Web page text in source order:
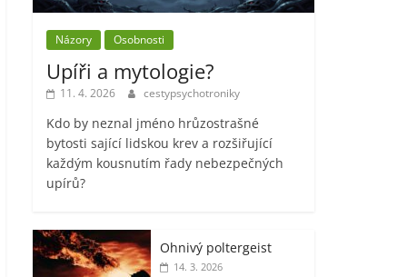
Názory Osobnosti
Upíři a mytologie?
11. 4. 2026 cestypsychotroniky
Kdo by neznal jméno hrůzostrašné
bytosti sající lidskou krev a rozšiřující
každým kousnutím řady nebezpečných
upírů?
Ohnivý poltergeist
14. 3. 2026